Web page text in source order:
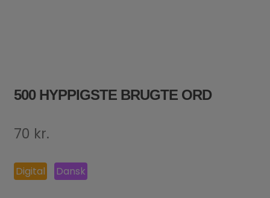
500 HYPPIGSTE BRUGTE ORD
70 kr.
Digital Dansk